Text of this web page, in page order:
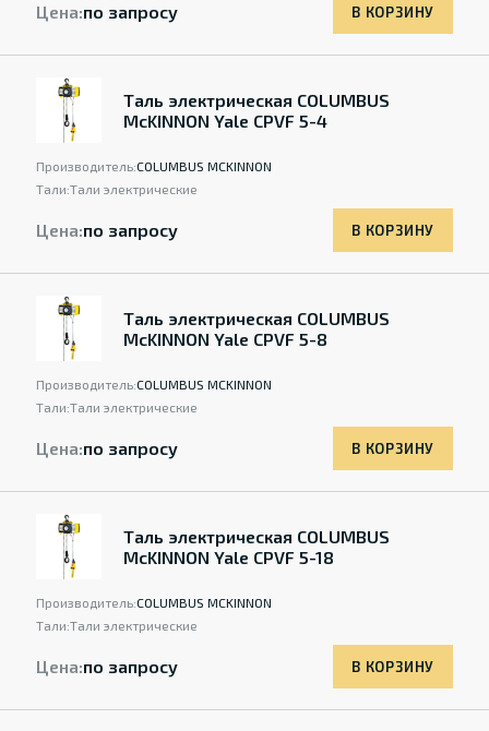
Цена:по запросу В КОРЗИНУ
Таль электрическая COLUMBUS
McKINNON Yale CPVF 5-4
Производитель:COLUMBUS MCKINNON
Тали:Тали электрические
Цена:по запросу В КОРЗИНУ
Таль электрическая COLUMBUS
McKINNON Yale CPVF 5-8
Производитель:COLUMBUS MCKINNON
Тали:Тали электрические
Цена:по запросу В КОРЗИНУ
Таль электрическая COLUMBUS
McKINNON Yale CPVF 5-18
Производитель:COLUMBUS MCKINNON
Тали:Тали электрические
Цена:по запросу В КОРЗИНУ